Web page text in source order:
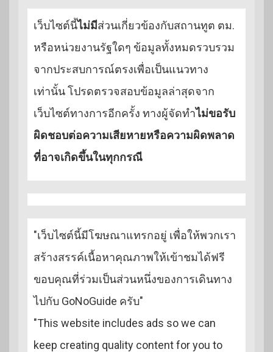
เว็บไซต์นี้ไม่มีส่วนเกี่ยวข้องกับสถานทูต ตม.
หรือหน่วยงานรัฐใดๆ ข้อมูลทั้งหมดรวบรวม
จากประสบการณ์ตรงเพื่อเป็นแนวทาง
เท่านั้น โปรดตรวจสอบข้อมูลล่าสุดจาก
เว็บไซต์ทางการอีกครั้ง ทางผู้จัดทำไม่ขอรับ
ผิดชอบต่อความเสียหายหรือความผิดพลาด
ที่อาจเกิดขึ้นในทุกกรณี
"เว็บไซต์นี้มีโฆษณาแทรกอยู่ เพื่อให้พวกเรา
สร้างสรรค์เนื้อหาคุณภาพให้เข้าชมได้ฟรี
ขอบคุณที่ร่วมเป็นส่วนหนึ่งของการเดินทาง
ไปกับ GoNoGuide ครับ"
"This website includes ads so we can
keep creating quality content for you to